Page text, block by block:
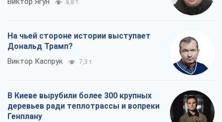
8,8 т.
На чьей стороне истории выступает
Дональд Трамп?
Виктор Каспрук 7,3 т.
В Киеве вырубили более 300 крупных
деревьев ради теплотрассы и вопреки
Генплану